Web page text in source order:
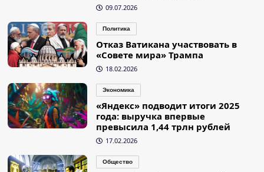
09.07.2026
Политика
Отказ Ватикана участвовать в
«Совете мира» Трампа
18.02.2026
Экономика
«Яндекс» подводит итоги 2025
года: выручка впервые
превысила 1,44 трлн рублей
17.02.2026
Общество